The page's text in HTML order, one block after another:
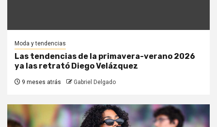
Moda y tendencias
Las tendencias de la primavera-verano 2026
ya las retrató Diego Velázquez
9 meses atrás Gabriel Delgado